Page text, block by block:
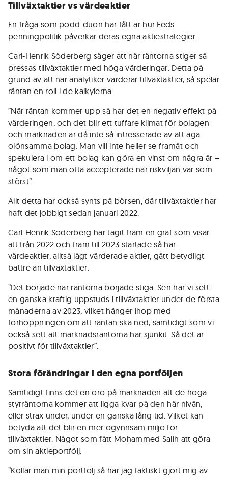
Tillväxtaktier vs värdeaktier
En fråga som podd-duon har fått är hur Feds
penningpolitik påverkar deras egna aktiestrategier.
Carl-Henrik Söderberg säger att när räntorna stiger så
pressas tillväxtaktier med höga värderingar. Detta på
grund av att när analytiker värderar tillväxtaktier, så spelar
räntan en roll i de kalkylerna.
”När räntan kommer upp så har det en negativ effekt på
värderingen, och det blir ett tuffare klimat för bolagen
och marknaden är då inte så intresserade av att äga
olönsamma bolag. Man vill inte heller se framåt och
spekulera i om ett bolag kan göra en vinst om några år –
något som man ofta accepterade när riskviljan var som
störst”.
Allt detta har också synts på börsen, där tillväxtaktier har
haft det jobbigt sedan januari 2022.
Carl-Henrik Söderberg har tagit fram en graf som visar
att från 2022 och fram till 2023 startade så har
värdeaktier, alltså lågt värderade aktier, gått betydligt
bättre än tillväxtaktier.
”Det började när räntorna började stiga. Sen har vi sett
en ganska kraftig uppstuds i tillväxtaktier under de första
månaderna av 2023, vilket hänger ihop med
förhoppningen om att räntan ska ned, samtidigt som vi
också sett att marknadsräntorna har sjunkit. Så det är
positivt för tillväxtaktier”.
Stora förändringar i den egna portföljen
Samtidigt finns det en oro på marknaden att de höga
styrräntorna kommer att ligga kvar på den här nivån,
eller strax under, under en ganska lång tid. Vilket kan
betyda att det blir en mer ogynnsam miljö för
tillväxtaktier. Något som fått Mohammed Salih att göra
om sin aktieportfölj.
”Kollar man min portfölj så har jag faktiskt gjort mig av